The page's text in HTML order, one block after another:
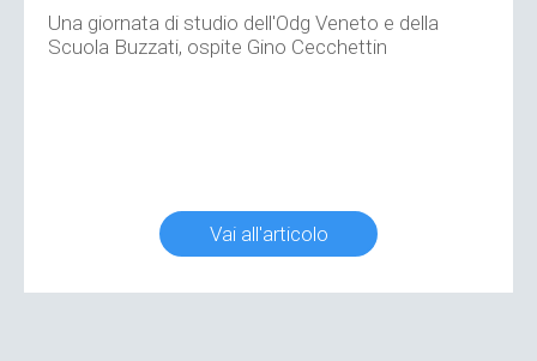
Una giornata di studio dell'Odg Veneto e della
Scuola Buzzati, ospite Gino Cecchettin
Vai all'articolo